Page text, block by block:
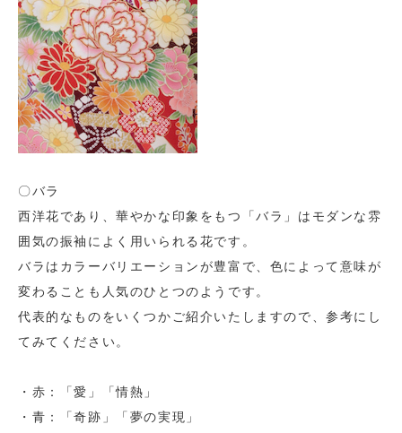
〇バラ
西洋花であり、華やかな印象をもつ「バラ」はモダンな雰
囲気の振袖によく用いられる花です。
バラはカラーバリエーションが豊富で、色によって意味が
変わることも人気のひとつのようです。
代表的なものをいくつかご紹介いたしますので、参考にし
てみてください。
・赤：「愛」「情熱」
・青：「奇跡」「夢の実現」